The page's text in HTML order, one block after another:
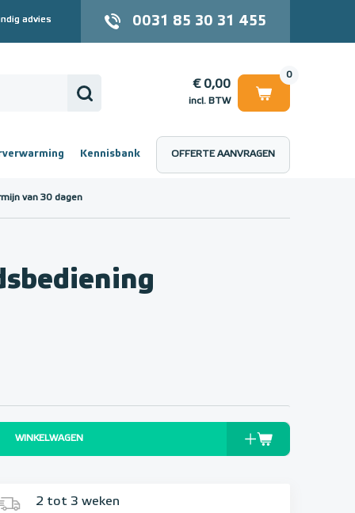
advies 0031 85 30 31 455
0
€ 0,00
incl. BTW
€ 0,00
Kennisbank OFFERTE AANVRAGEN
van 30 dagen
WINKELWAGEN
2 tot 3 weken